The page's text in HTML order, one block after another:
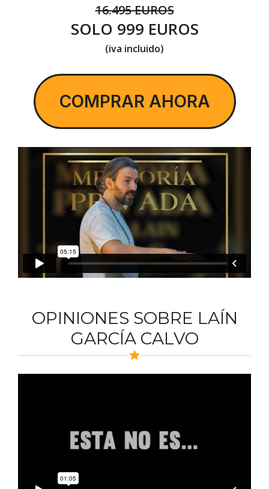
16.495 EUROS
SOLO 999 EUROS
(iva incluido)
COMPRAR AHORA
OPINIONES SOBRE LAÍN
GARCÍA CALVO